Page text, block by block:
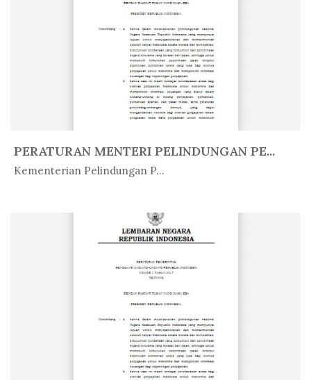
PERATURAN MENTERI PELINDUNGAN PE...
Kementerian Pelindungan P...
In Peratur...